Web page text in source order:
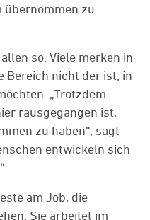
übernommen zu
so. Viele merken in
Bereich nicht der ist, in
„Trotzdem
rausgegangen ist,
zu haben“, sagt
entwickeln sich
am Job, die
Sie arbeitet im